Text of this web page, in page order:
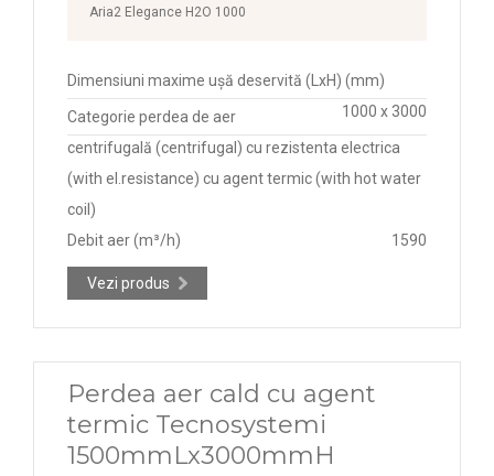
Aria2 Elegance H2O 1000
Dimensiuni maxime ușă deservită (LxH) (mm)
1000 x 3000
Categorie perdea de aer
centrifugală (centrifugal) cu rezistenta electrica
(with el.resistance) cu agent termic (with hot water
coil)
Debit aer (m³/h)
1590
Vezi produs
Perdea aer cald cu agent
termic Tecnosystemi
1500mmLx3000mmH